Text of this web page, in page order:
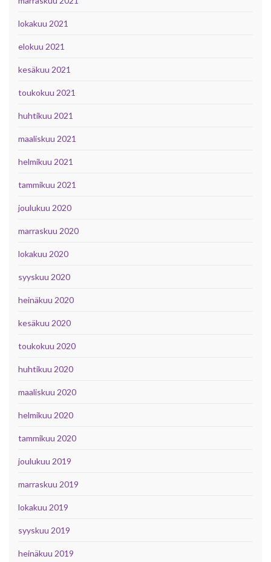
lokakuu 2021
elokuu 2021
kesäkuu 2021
toukokuu 2021
huhtikuu 2021
maaliskuu 2021
helmikuu 2021
tammikuu 2021
joulukuu 2020
marraskuu 2020
lokakuu 2020
syyskuu 2020
heinäkuu 2020
kesäkuu 2020
toukokuu 2020
huhtikuu 2020
maaliskuu 2020
helmikuu 2020
tammikuu 2020
joulukuu 2019
marraskuu 2019
lokakuu 2019
syyskuu 2019
heinäkuu 2019